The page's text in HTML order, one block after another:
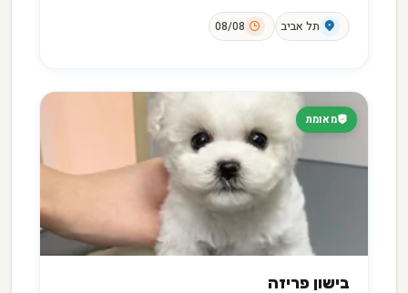
תל אביב 08/08
מאומת
בישון פריזה